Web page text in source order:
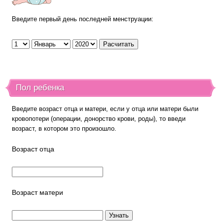
Введите первый день последней менструации:
Пол ребенка
Введите возраст отца и матери, если у отца или матери были
кровопотери (операции, донорство крови, роды), то введи
возраст, в котором это произошло.
Возраст отца
Возраст матери